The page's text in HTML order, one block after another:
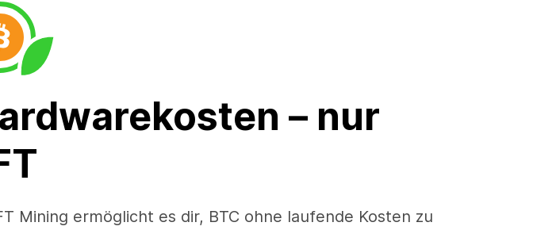
– nur
Mining ermöglicht es dir, BTC ohne laufende Kosten zu